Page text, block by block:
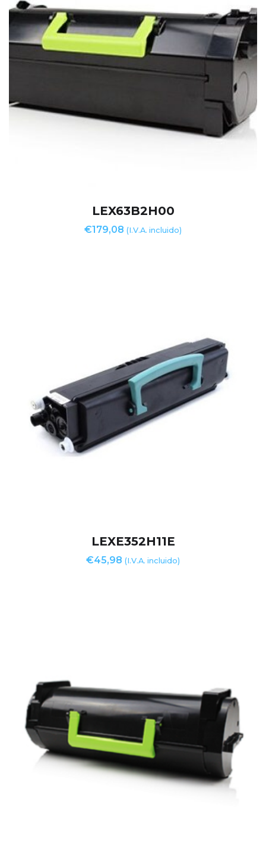
LEX63B2H00
€179,08 (I.V.A. incluido)
LEXE352H11E
€45,98 (I.V.A. incluido)